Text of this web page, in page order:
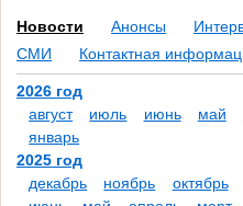
Новости Анонсы
СМИ
Контактная
2026 год
август
июль июнь май
январь
2025 год
декабрь
ноябрь октябрь